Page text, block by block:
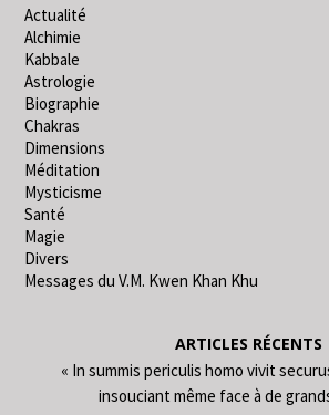
Actualité
Alchimie
Kabbale
Astrologie
Biographie
Chakras
Dimensions
Méditation
Mysticisme
Santé
Magie
Divers
Messages du V.M. Kwen Khan Khu
ARTICLES RÉCENTS
« In summis periculis homo vivit
insouciant même face à de